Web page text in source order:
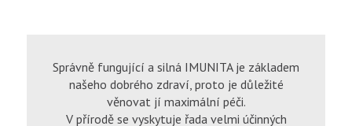
Správně fungující a silná IMUNITA je základem
našeho dobrého zdraví, proto je důležité
věnovat jí maximální péči.
V přírodě se vyskytuje řada velmi účinných